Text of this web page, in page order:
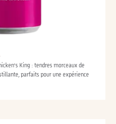
King : tendres morceaux de
parfaits pour une expérience